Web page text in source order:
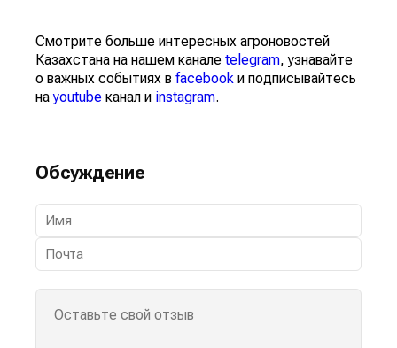
Смотрите больше интересных агроновостей
Казахстана на нашем канале telegram, узнавайте
о важных событиях в facebook и подписывайтесь
наyoutube канал и instagram.
Обсуждение